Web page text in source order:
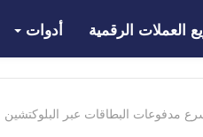
العملات الرقمية أدوات